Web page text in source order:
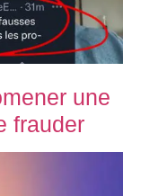
une
frauder